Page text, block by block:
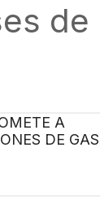
A
DE